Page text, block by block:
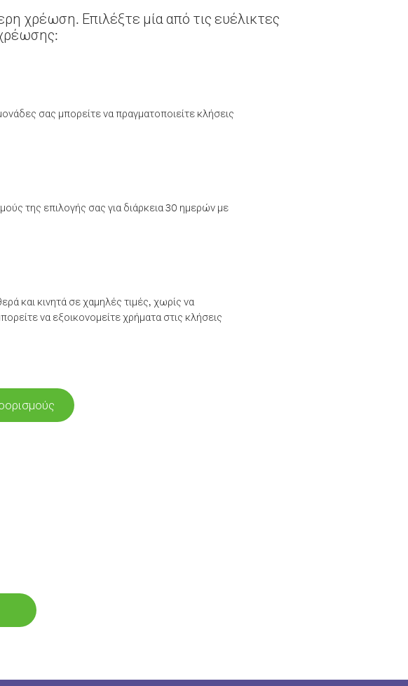
χρέωση. Επιλέξτε μία από τις ευέλικτες
σας μπορείτε να πραγματοποιείτε κλήσεις
της επιλογής σας για διάρκεια 30 ημερών με
και κινητά σε χαμηλές τιμές, χωρίς να
να εξοικονομείτε χρήματα στις κλήσεις